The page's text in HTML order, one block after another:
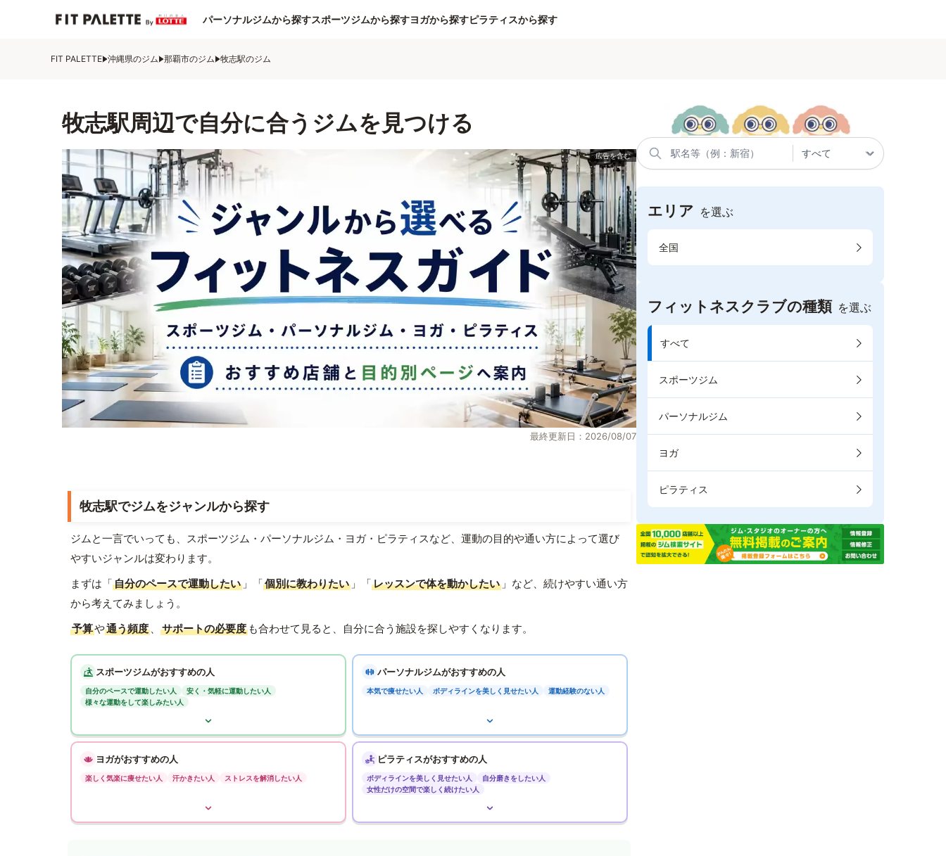
パーソナルジムから探すスポーツジムから探すヨガから探すピラティスから探す
FIT PALETTE 沖縄県のジム 那覇市のジム 牧志駅のジム
牧志駅周辺で自分に合うジムを見つける
最終更新日：2026/08/07
牧志駅でジムをジャンルから探す
ジムと一言でいっても、スポーツジム・パーソナルジム・ヨガ・ピラティスなど、運動の目的や通い方によって選び
やすいジャンルは変わります。
まずは「自分のペースで運動したい 」「個別に教わりたい 」「レッスンで体を動かしたい 」など、続けやすい通い方
から考えてみましょう。
予算や通う頻度 、 サポートの必要度 も合わせて見ると、自分に合う施設を探しやすくなります。
スポーツジムがおすすめの人
自分のペースで運動したい人
安く・気軽に運動したい人
様々な運動をして楽しみたい人
パーソナルジムがおすすめの人
本気で痩せたい人 ボディラインを美しく見せたい人 運動経験のない人
ヨガがおすすめの人
楽しく気楽に痩せたい人 汗かきたい人 ストレスを解消したい人
ピラティスがおすすめの人
ボディラインを美しく見せたい人
自分磨きをしたい人
女性だけの空間で楽しく続けたい人
エリア を選ぶ
全国
フィットネスクラブの種類 を選ぶ
すべて
スポーツジム
パーソナルジム
ヨガ
ピラティス